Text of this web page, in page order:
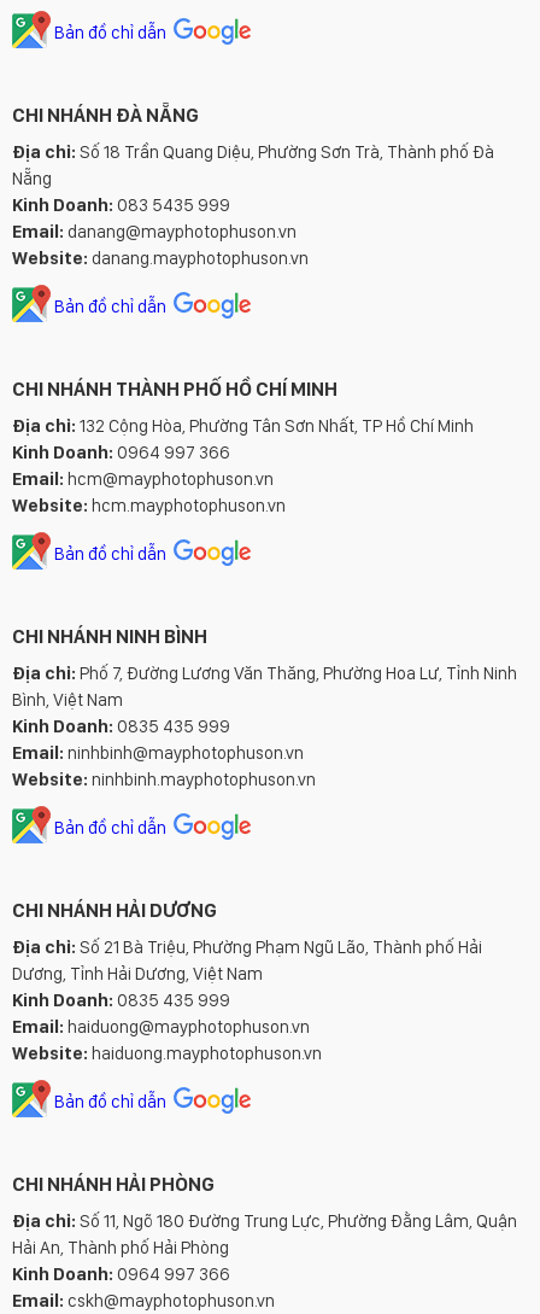
Bản đồ chỉ dẫn
CHI NHÁNH ĐÀ NẴNG
Địa chỉ: Số 18 Trần Quang Diệu, Phường Sơn Trà, Thành phố Đà
Nẵng
Kinh Doanh: 083 5435 999
Email: danang@mayphotophuson.vn
Website: danang.mayphotophuson.vn
Bản đồ chỉ dẫn
CHI NHÁNH THÀNH PHỐ HỒ CHÍ MINH
Địa chỉ: 132 Cộng Hòa, Phường Tân Sơn Nhất, TP Hồ Chí Minh
Kinh Doanh: 0964 997 366
Email: hcm@mayphotophuson.vn
Website: hcm.mayphotophuson.vn
Bản đồ chỉ dẫn
CHI NHÁNH NINH BÌNH
Địa chỉ: Phố 7, Đường Lương Văn Thăng, Phường Hoa Lư, Tỉnh Ninh
Bình, Việt Nam
Kinh Doanh: 0835 435 999
Email: ninhbinh@mayphotophuson.vn
Website: ninhbinh.mayphotophuson.vn
Bản đồ chỉ dẫn
CHI NHÁNH HẢI DƯƠNG
Địa chỉ: Số 21 Bà Triệu, Phường Phạm Ngũ Lão, Thành phố Hải
Dương, Tỉnh Hải Dương, Việt Nam
Kinh Doanh: 0835 435 999
Email: haiduong@mayphotophuson.vn
Website: haiduong.mayphotophuson.vn
Bản đồ chỉ dẫn
CHI NHÁNH HẢI PHÒNG
Địa chỉ: Số 11, Ngõ 180 Đường Trung Lực, Phường Đằng Lâm, Quận
Hải An, Thành phố Hải Phòng
Kinh Doanh: 0964 997 366
Email: cskh@mayphotophuson.vn